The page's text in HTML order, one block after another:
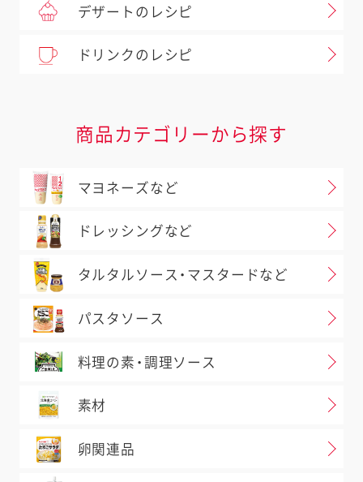
デザートのレシピ
ドリンクのレシピ
商品カテゴリーから探す
マヨネーズなど
ドレッシングなど
タルタルソース・マスタードなど
パスタソース
料理の素・調理ソース
素材
卵関連品